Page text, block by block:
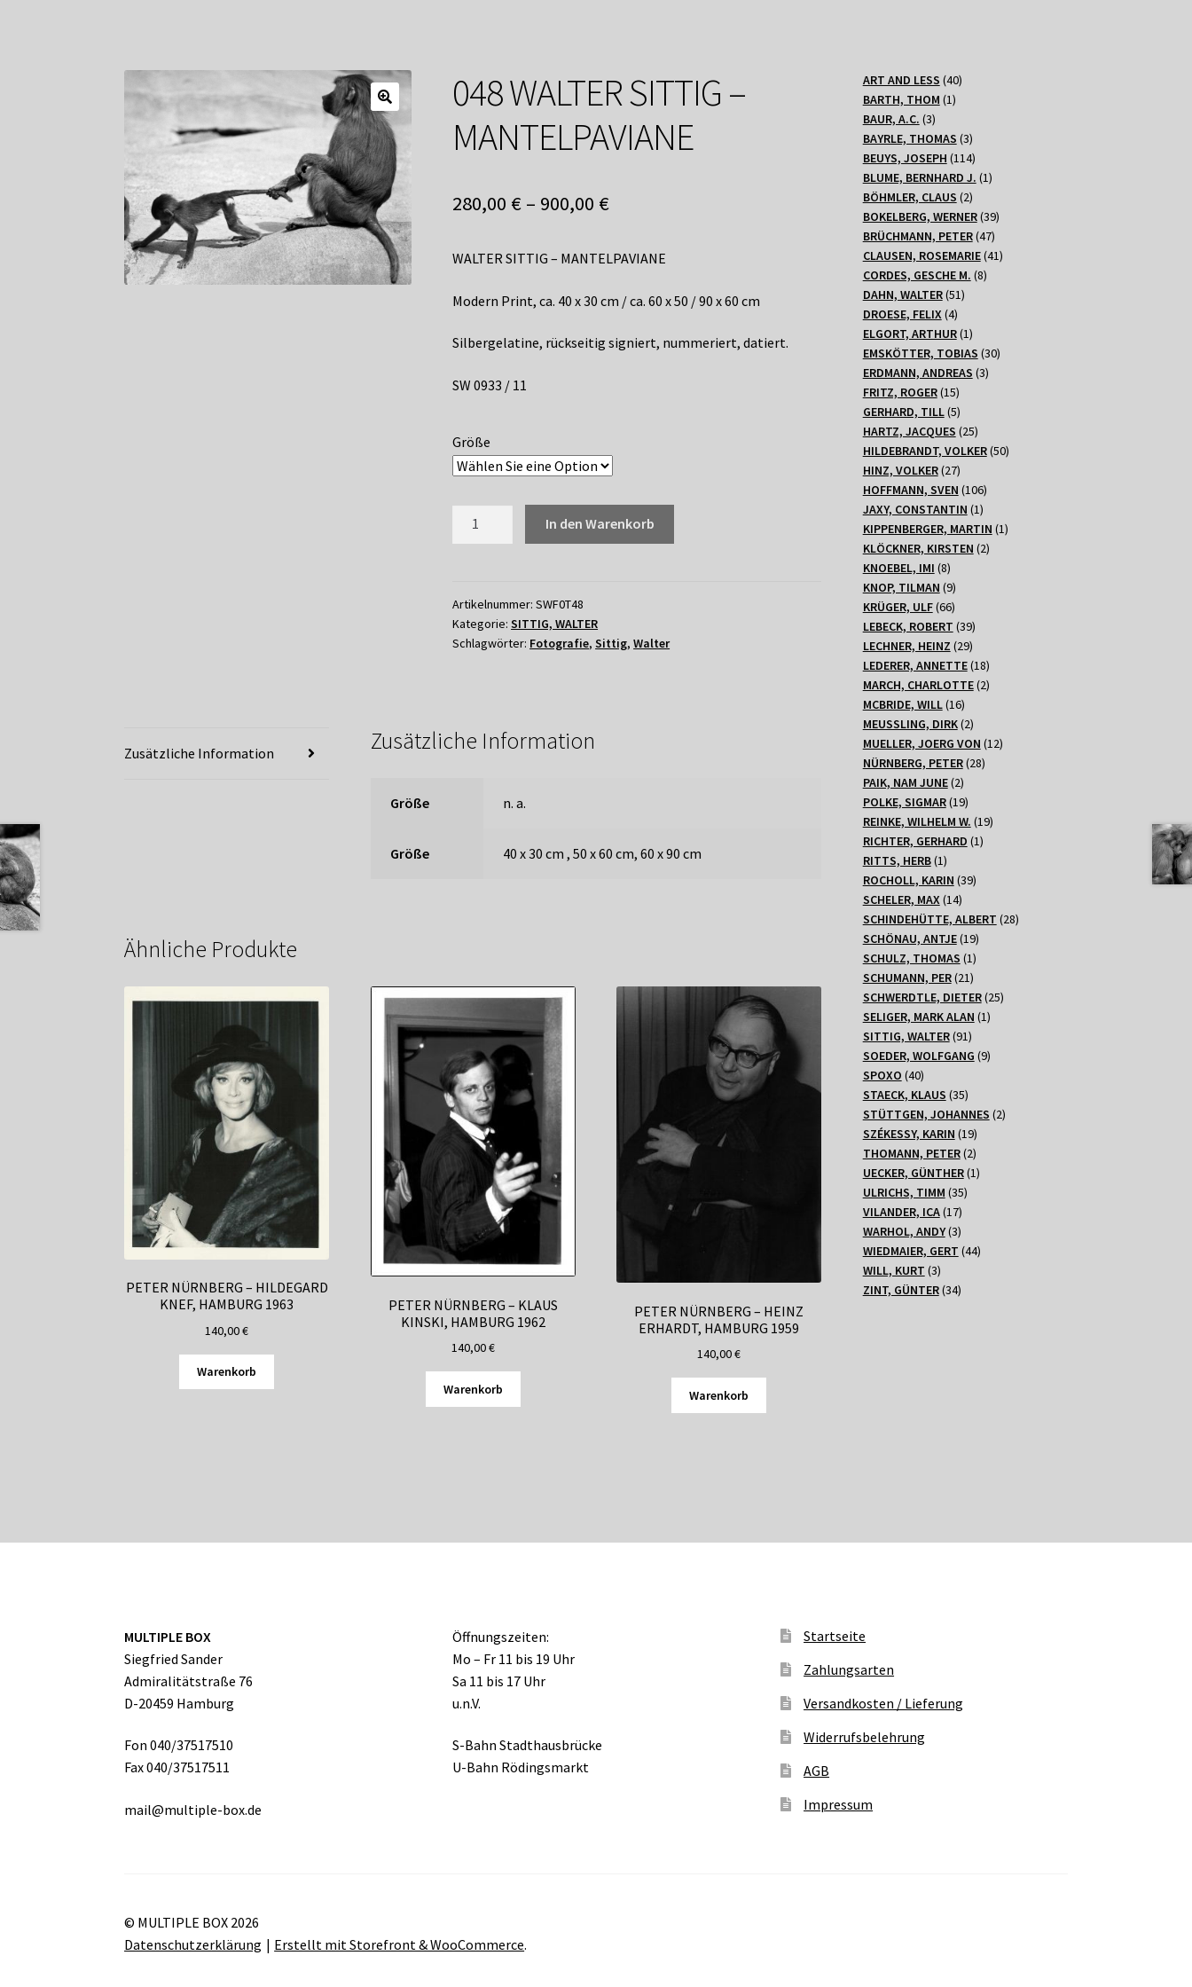
048 WALTER SITTIG –
MANTELPAVIANE
280,00 € – 900,00 €
WALTER SITTIG – MANTELPAVIANE
Modern Print, ca. 40 x 30 cm / ca. 60 x 50 / 90 x 60 cm
Silbergelatine, rückseitig signiert, nummeriert, datiert.
SW 0933 / 11
Größe
MANTELPAVIANE
Menge
In den Warenkorb
Artikelnummer:SWF0T48
Kategorie:SITTIG, WALTER
Schlagwörter: Fotografie,Sittig,Walter
Zusätzliche Information Zusätzliche Information
Größe n. a.
Größe 40 x 30 cm , 50 x 60 cm, 60 x 90 cm
Ähnliche Produkte
PETER NÜRNBERG – HILDEGARD
KNEF, HAMBURG 1963
140,00€
Warenkorb
PETER NÜRNBERG – KLAUS
KINSKI, HAMBURG 1962
140,00€
Warenkorb
PETER NÜRNBERG – HEINZ
ERHARDT, HAMBURG 1959
140,00€
Warenkorb
ART AND LESS 4040
BARTH, THOM 11
BAUR, A.C. 33
Produkte
BAYRLE, THOMAS 33
Produkte
BEUYS, JOSEPH 114114
Produkte
BLUME, BERNHARD J. 11
BÖHMLER, CLAUS 22
Produkte
BOKELBERG, WERNER 3939
BRÜCHMANN, PETER 4747
Produkte
CLAUSEN, ROSEMARIE 4141
CORDES, GESCHE M. 88
DAHN, WALTER 5151
DROESE, FELIX 44
Produkte
ELGORT, ARTHUR 11
Produkt
EMSKÖTTER, TOBIAS 3030
ERDMANN, ANDREAS 33
FRITZ, ROGER 1515
Produkte
GERHARD, TILL 55
Produkte
HARTZ, JACQUES 2525
Produkte
HILDEBRANDT, VOLKER 5050
HINZ, VOLKER 2727
Produkte
HOFFMANN, SVEN 106106
Produkte
JAXY, CONSTANTIN 11
Produkt
KIPPENBERGER, MARTIN 11
KLÖCKNER, KIRSTEN 22
KNOEBEL, IMI 88
Produkte
KNOP, TILMAN 99
Produkte
KRÜGER, ULF 6666
Produkte
LEBECK, ROBERT 3939
Produkte
LECHNER, HEINZ 2929
Produkte
LEDERER, ANNETTE 1818
Produkte
MARCH, CHARLOTTE 22
MCBRIDE, WILL 1616
Produkte
MEUSSLING, DIRK 22
Produkte
MUELLER, JOERG VON 1212
NÜRNBERG, PETER 2828
PAIK, NAM JUNE 22
Produkte
POLKE, SIGMAR 1919
Produkte
REINKE, WILHELM W. 1919
RICHTER, GERHARD 11
RITTS, HERB 11
Produkt
ROCHOLL, KARIN 3939
SCHELER, MAX 1414
Produkte
SCHINDEHÜTTE, ALBERT 2828
SCHÖNAU, ANTJE 1919
Produkte
SCHULZ, THOMAS 11
Produkt
SCHUMANN, PER 2121
Produkte
SCHWERDTLE, DIETER 2525
SELIGER, MARK ALAN 11
SITTIG, WALTER 9191
Produkte
SOEDER, WOLFGANG 99
SPOXO 4040
Produkte
STAECK, KLAUS 3535
Produkte
STÜTTGEN, JOHANNES 22
SZÉKESSY, KARIN 1919
Produkte
THOMANN, PETER 22
Produkte
UECKER, GÜNTHER 11
ULRICHS, TIMM 3535
VILANDER, ICA 1717
Produkte
WARHOL, ANDY 33
Produkte
WIEDMAIER, GERT 4444
WILL, KURT 33
Produkte
ZINT, GÜNTER 3434
MULTIPLE BOX
Siegfried Sander
Admiralitätstraße 76
D-20459 Hamburg
Fon 040/37517510
Fax 040/37517511
mail@multiple-box.de
Öffnungszeiten:
Mo – Fr 11 bis 19 Uhr
Sa 11 bis 17 Uhr
u.n.V.
S-Bahn Stadthausbrücke
U-Bahn Rödingsmarkt
Startseite
Zahlungsarten
Versandkosten / Lieferung
Widerrufsbelehrung
AGB
Impressum
© MULTIPLE BOX 2026
Datenschutzerklärung
Erstellt mit Storefront & WooCommerce.